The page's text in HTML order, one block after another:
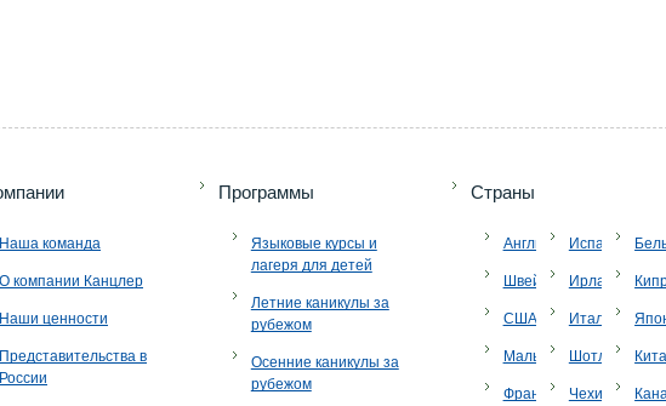
Наша команда
О компании Канцлер
Наши ценности
Представительства в
России
Программы
Языковые курсы и
лагеря для детей
Летние каникулы за
рубежом
Осенние каникулы за
рубежом
Страны
Англия
Швейцария
США
Мальта
Франция
Испания
Ирландия
Италия
Шотландия
Чехия
Кипр